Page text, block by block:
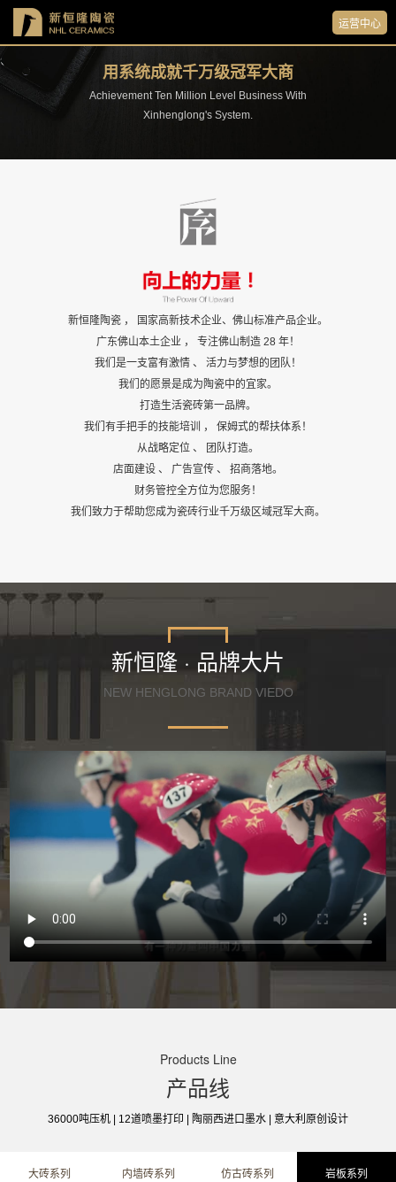
运营中心
用系统成就千万级冠军大商
Achievement Ten Million Level Business With
Xinhenglong's System.
新恒隆陶瓷 ， 国家高新技术企业、佛山标准产品企业。
广东佛山本土企业 ， 专注佛山制造 28 年！
我们是一支富有激情 、 活力与梦想的团队！
我们的愿景是成为陶瓷中的宜家。
打造生活瓷砖第一品牌。
我们有手把手的技能培训 ， 保姆式的帮扶体系！
从战略定位 、 团队打造。
店面建设 、 广告宣传 、 招商落地。
财务管控全方位为您服务！
我们致力于帮助您成为瓷砖行业千万级区域冠军大商。
新恒隆 · 品牌大片
NEW HENGLONG BRAND VIEDO
Products Line
产品线
36000吨压机 | 12道喷墨打印 | 陶丽西进口墨水 | 意大利原创设计
大砖系列 内墙砖系列 仿古砖系列 岩板系列